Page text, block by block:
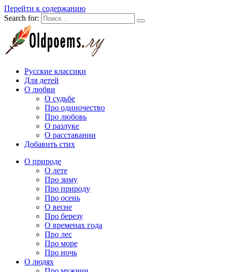
Перейти к содержанию
Search for:
Русские классики
Для детей
О любви
О судьбе
Про одиночество
Про любовь
О разлуке
О расставании
Добавить стих
О природе
О лете
Про зиму
Про природу
Про осень
О весне
Про березу
О временах года
Про лес
Про море
Про ночь
О людях